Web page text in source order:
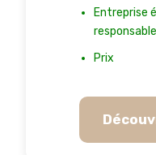
Entreprise
responsable
Prix